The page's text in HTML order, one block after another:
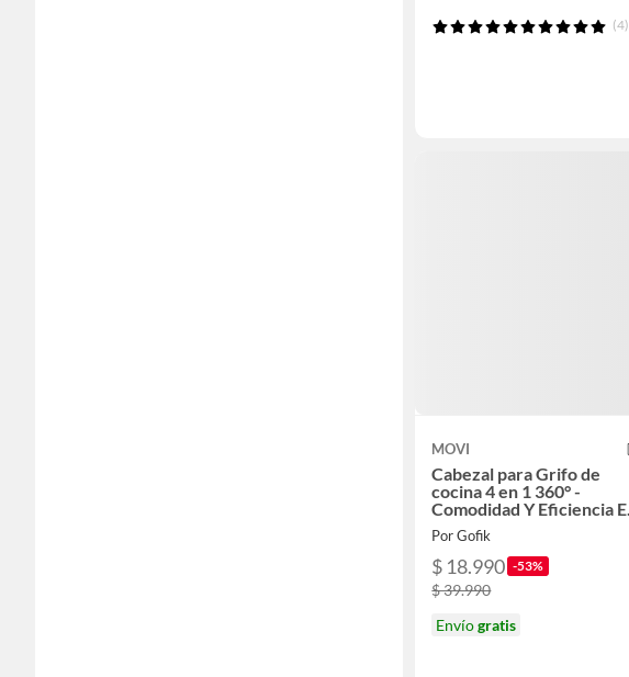
(4)
MOVI
Cabezal para Grifo de
cocina 4 en 1 360° -
Comodidad Y Eficiencia En
Tu Cocina
Por Gofik
$ 18.990 -53%
$ 39.990
Envíogratis